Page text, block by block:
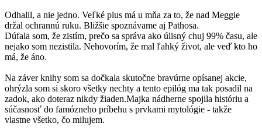
Odhalil, a nie jedno. Veľké plus má u mňa za to, že nad Meggie
držal ochrannú ruku. Bližšie spoznávame aj Pathosa.
Dúfala som, že zistím, prečo sa správa ako úlisný chuj 99% času, ale
nejako som nezistila. Nehovorím, že mal ľahký život, ale veď kto ho
má, že áno.
Na záver knihy som sa dočkala skutočne bravúrne opísanej akcie,
ohrýzla som si skoro všetky nechty a tento epilóg ma tak posadil na
zadok, ako doteraz nikdy žiaden.Majka nádherne spojila históriu a
súčasnosť do famózneho príbehu s prvkami mytológie - takže
vlastne všetko, čo milujem.